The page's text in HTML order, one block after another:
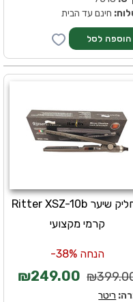
חינם עד הבית
מחליק שיער Ritter XSZ-10b
קרמי מקצועי
הנחה 38%-
₪249.00
ריטר